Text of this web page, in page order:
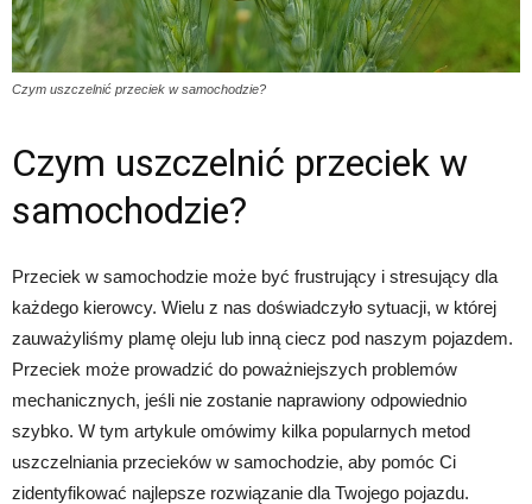
Czym uszczelnić przeciek w samochodzie?
Czym uszczelnić przeciek w
samochodzie?
Przeciek w samochodzie może być frustrujący i stresujący dla
każdego kierowcy. Wielu z nas doświadczyło sytuacji, w której
zauważyliśmy plamę oleju lub inną ciecz pod naszym pojazdem.
Przeciek może prowadzić do poważniejszych problemów
mechanicznych, jeśli nie zostanie naprawiony odpowiednio
szybko. W tym artykule omówimy kilka popularnych metod
uszczelniania przecieków w samochodzie, aby pomóc Ci
zidentyfikować najlepsze rozwiązanie dla Twojego pojazdu.